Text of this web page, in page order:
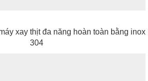
xay thịt đa năng hoàn toàn bằng inox
304